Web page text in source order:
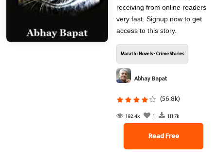
receiving from online readers
very fast. Signup now to get
access to this story.
Marathi Novels - Crime Stories
Abhay Bapat
(56.8k)
192.4k 1 111.7k
Read Free